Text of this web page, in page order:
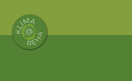
content